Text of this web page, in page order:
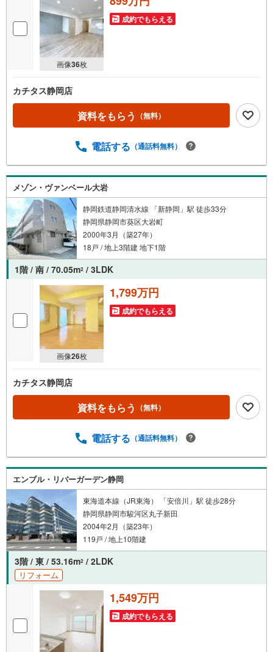
・営業時間 午前9時00分～午後6時30分 （定休日:水曜日）
この時間帯はお電話でのお問い合わせがスムーズにご案内できます。
右下の電話ボタンをタッチ！もしくはお気軽にお電話ください。
画像36枚
成約でもらえる
カチタス静岡店
資料をもらう （無料）
電話する （通話料無料）
メゾン・ヴァンベール大岩
静岡鉄道静岡清水線 「新静岡」駅 徒歩33分
静岡県静岡市葵区大岩町
2000年3月（築27年）
18戸 / 地上3階建 地下1階
1階 / 南 / 70.05m2 / 3LDK
画像26枚
1,799万円
成約でもらえる
カチタス静岡店
資料をもらう （無料）
電話する （通話料無料）
エンブル・リバーガーデン静岡
東海道本線（JR東海） 「安倍川」駅 徒歩28分
静岡県静岡市駿河区丸子新田
2004年2月（築23年）
119戸 / 地上10階建
3階 / 東 / 53.16m2 / 2LDK
リフォーム
1,549万円
成約でもらえる